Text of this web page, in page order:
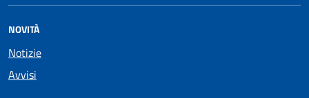
NOVITÀ
Notizie
Avvisi